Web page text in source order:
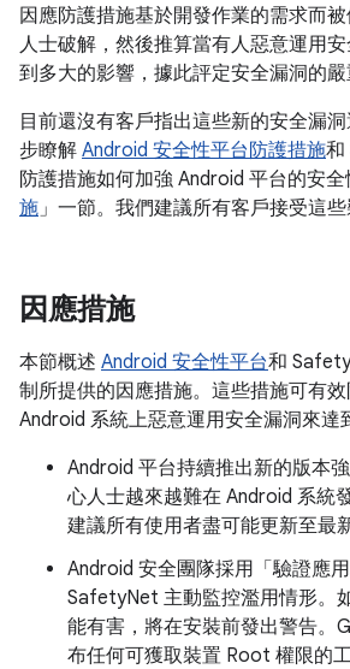
因應防護措施基於開發作業的需求而
人士破解，然後推算當有人惡意運用
到多大的影響，據此評定安全漏洞的嚴
目前還沒有客戶指出這些新的安全漏
步瞭解 Android 安全性平台防護措施和
防護措施如何加強 Android 平台的安全
施」一節。我們建議所有客戶接受這些
因應措施
本節概述 Android 安全性平台和
制所提供的因應措施。這些措施可有
Android 系統上惡意運用安全漏洞來達
Android 平台持續推出新的版本
心人士越來越難在 Android 系統
建議所有使用者盡可能更新至最
Android 安全團隊採用「驗證應
SafetyNet 主動監控濫用情形。
能有害，將在安裝前發出警告。
布任何可獲取裝置 Root 權限的